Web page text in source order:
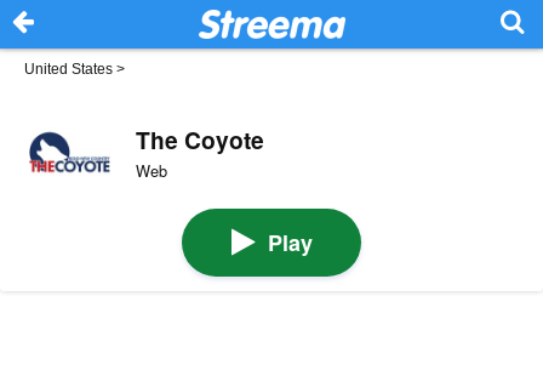
United States >
The Coyote
Web
Play